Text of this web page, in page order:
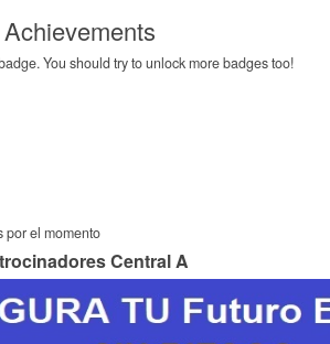
You should try to unlock more badges too!
por el momento
Central A